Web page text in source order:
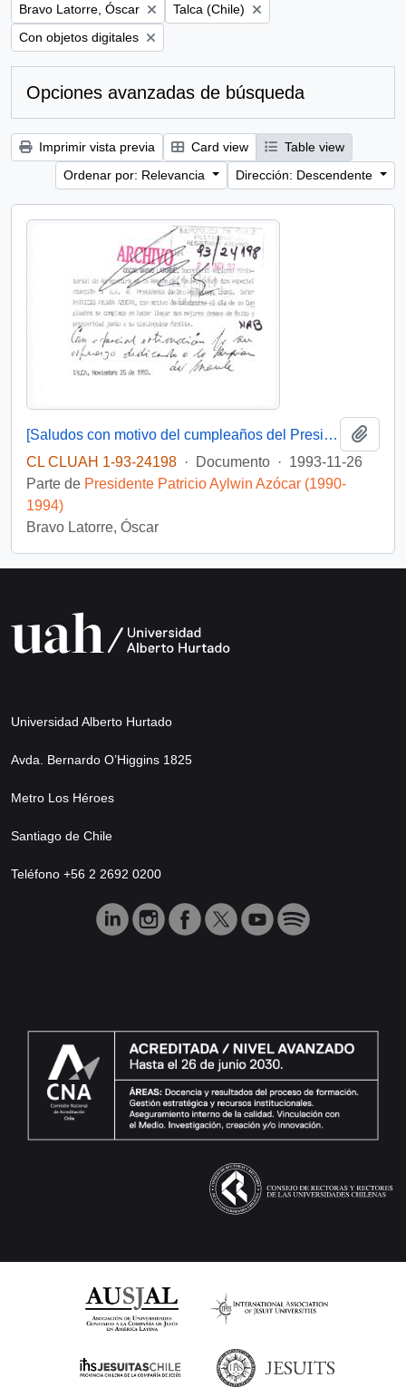
Remove filter:
Bravo Latorre, Óscar Remove filter:
Talca (Chile)
Remove filter:
Con objetos digitales
Opciones avanzadas de búsqueda
Imprimir vista previa Card view
Table view
Ordenar por: Relevancia
Dirección: Descendente
[Saludos con motivo del cumpleaños del Presidente]
CL CLUAH 1-93-24198 · Documento · 1993-11-26
Parte de Presidente Patricio Aylwin Azócar (1990-
1994)
Bravo Latorre, Óscar
Universidad Alberto Hurtado
Avda. Bernardo O’Higgins 1825
Metro Los Héroes
Santiago de Chile
Teléfono +56 2 2692 0200